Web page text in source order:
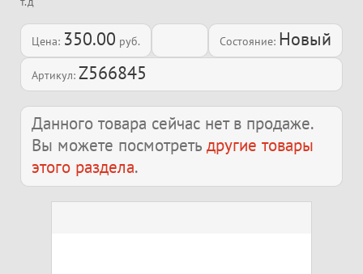
Цена: 350.00 руб. Состояние: Новый
Артикул: Z566845
Данного товара сейчас нет в продаже.
Вы можете посмотреть другие товары
этого раздела.